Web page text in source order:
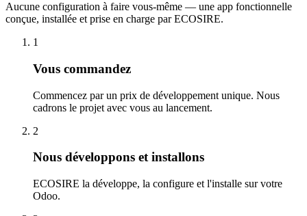
Aucune configuration à faire vous-même — une app fonctionnelle
conçue, installée et prise en charge par ECOSIRE.
1
Vous commandez
Commencez par un prix de développement unique. Nous
cadrons le projet avec vous au lancement.
2
Nous développons et installons
ECOSIRE la développe, la configure et l'installe sur votre
Odoo.